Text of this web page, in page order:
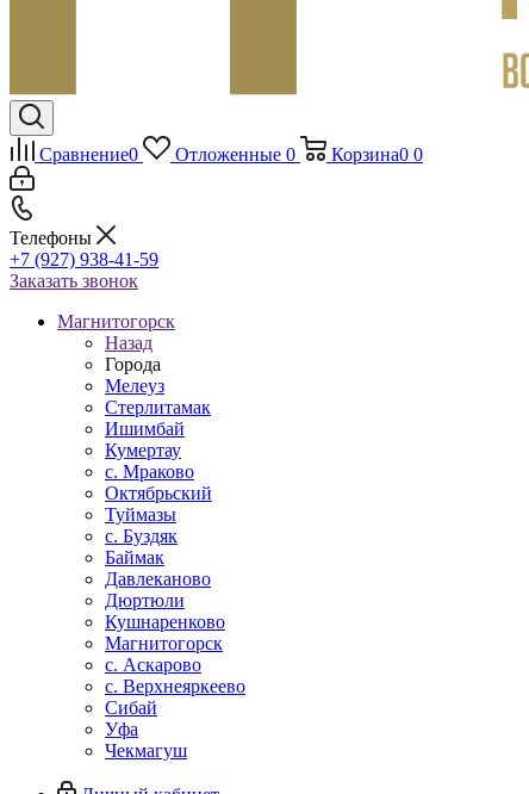
Сравнение0 Отложенные 0 Корзина0 0
Телефоны
+7 (927) 938-41-59
Заказать звонок
Магнитогорск
Назад
Города
Мелеуз
Стерлитамак
Ишимбай
Кумертау
c. Мраково
Октябрьский
Туймазы
c. Буздяк
Баймак
Давлеканово
Дюртюли
Кушнаренково
Магнитогорск
с. Аскарово
с. Верхнеяркеево
Сибай
Уфа
Чекмагуш